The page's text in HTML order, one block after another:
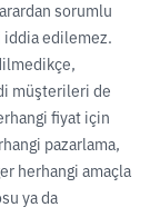
sorumlu
edilemez.
müşterileri de
fiyat için
pazarlama,
herhangi amaçla
ya da